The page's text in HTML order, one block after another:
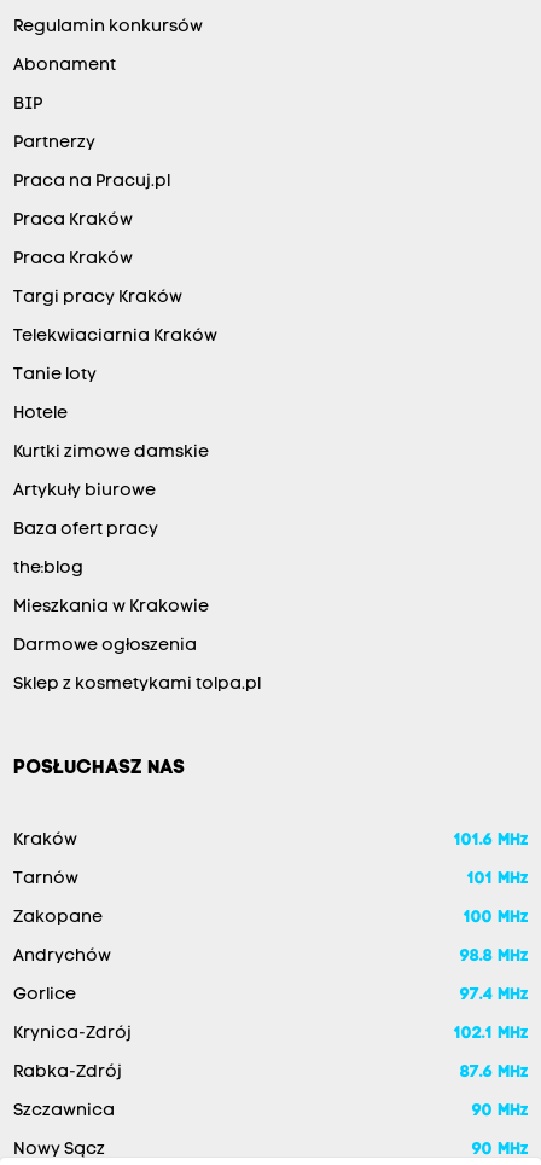
Regulamin konkursów
Abonament
BIP
Partnerzy
Praca na Pracuj.pl
Praca Kraków
Praca Kraków
Targi pracy Kraków
Telekwiaciarnia Kraków
Tanie loty
Hotele
Kurtki zimowe damskie
Artykuły biurowe
Baza ofert pracy
the:blog
Mieszkania w Krakowie
Darmowe ogłoszenia
Sklep z kosmetykami tolpa.pl
POSŁUCHASZ NAS
Kraków 101.6 MHz
Tarnów 101 MHz
Zakopane 100 MHz
Andrychów 98.8 MHz
Gorlice 97.4 MHz
Krynica-Zdrój 102.1 MHz
Rabka-Zdrój 87.6 MHz
Szczawnica 90 MHz
Nowy Sącz 90 MHz